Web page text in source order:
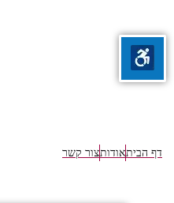
דף הביתאודותצור קשר